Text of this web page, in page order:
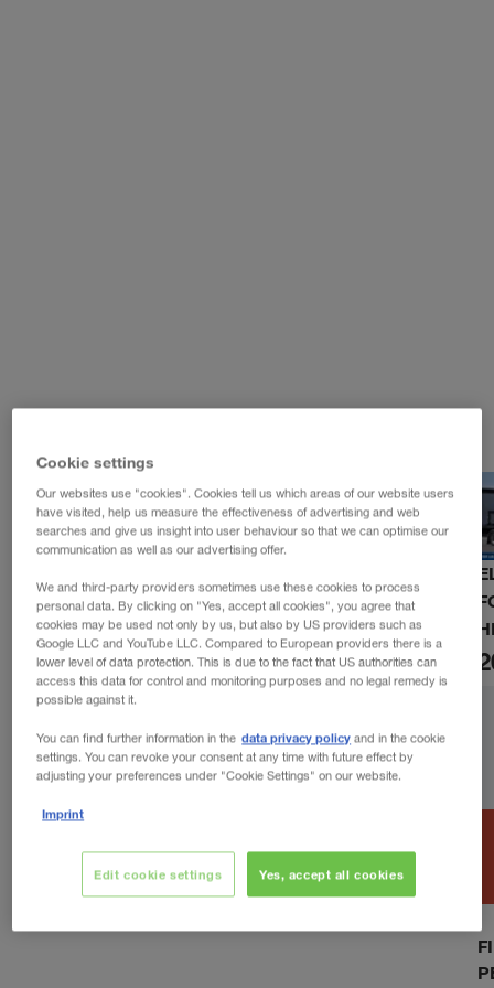
Cookie settings
Our websites use "cookies". Cookies tell us which areas of our website users
have visited, help us measure the effectiveness of advertising and web
searches and give us insight into user behaviour so that we can optimise our
communication as well as our advertising offer.
We and third-party providers sometimes use these cookies to process
personal data. By clicking on "Yes, accept all cookies", you agree that
cookies may be used not only by us, but also by US providers such as
Google LLC and YouTube LLC. Compared to European providers there is a
lower level of data protection. This is due to the fact that US authorities can
access this data for control and monitoring purposes and no legal remedy is
possible against it.
You can find further information in the data privacy policy and in the cookie
settings. You can revoke your consent at any time with future effect by
adjusting your preferences under "Cookie Settings" on our website.
Imprint
Yes, accept all cookies
Edit cookie settings